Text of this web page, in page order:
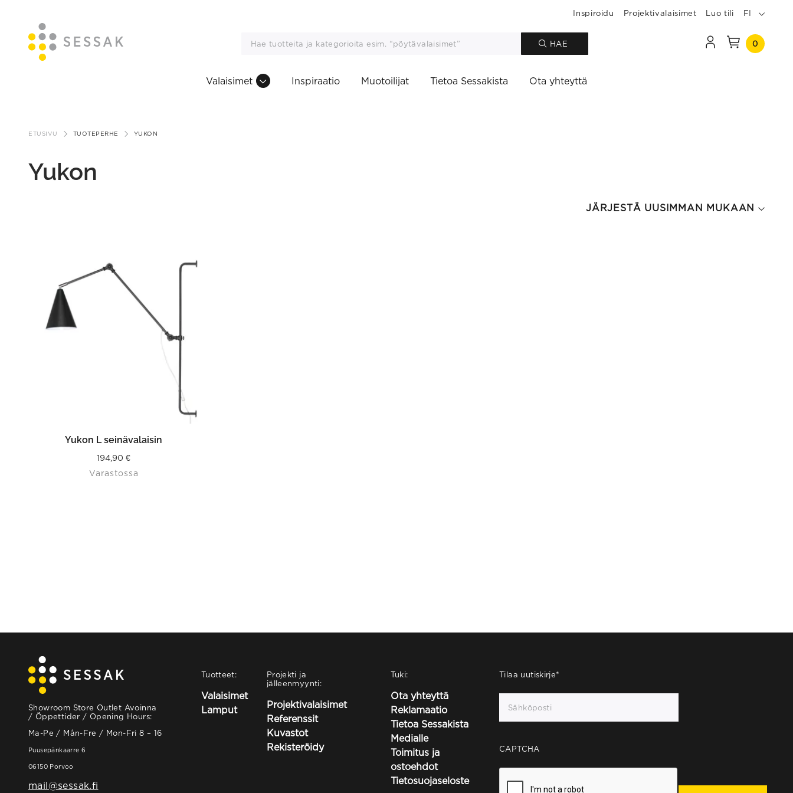
sisältöön
Inspiroidu Projektivalaisimet Luo tili FI
HAE 0
Valaisimet Inspiraatio Muotoilijat Tietoa Sessakista Ota yhteyttä
ETUSIVU TUOTEPERHE YUKON
Yukon
LISÄÄ OSTOSKORIIN
Yukon L seinävalaisin
194,90€
Varastossa
Showroom Store Outlet Avoinna
/ Öppettider / Opening Hours:
Ma-Pe / Mån-Fre / Mon-Fri 8 – 16
Puusepänkaarre 6
06150 Porvoo
mail@sessak.fi
Tuotteet:
Valaisimet
Lamput
Projekti ja
jälleenmyynti:
Projektivalaisimet
Referenssit
Kuvastot
Rekisteröidy
Tuki:
Ota yhteyttä
Reklamaatio
Tietoa Sessakista
Medialle
Toimitus ja
ostoehdot
Tietosuojaseloste
Tilaa uutiskirje*
CAPTCHA